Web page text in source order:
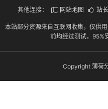
其他连接： 网站地图 站
本站部分资源来自互联网收集，仅供
前均经过测试，95%
Copyright 薄荷